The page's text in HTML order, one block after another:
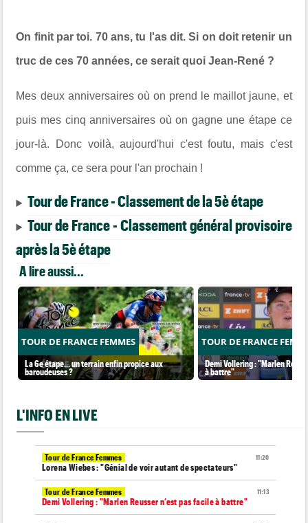
On finit par toi. 70 ans, tu l'as dit. Si on doit retenir un
truc de ces 70 années, ce serait quoi Jean-René ?
Mes deux anniversaires où on prend le maillot jaune, et
puis mes cinq anniversaires où on gagne une étape ce
jour-là. Donc voilà, aujourd'hui c'est foutu, mais c'est
comme ça, ce sera pour l'an prochain !
Tour de France - Classement de la 5è étape
Tour de France - Classement général provisoire
après la 5è étape
A lire aussi...
TOUR DE FRANCE FEMMES
La 6e étape… un terrain enfin propice aux
baroudeuses ?
TOUR DE FRANCE
Demi Vollering : "Marlen
à battre"
L'INFO EN LIVE
11:20
Tour de France Femmes
Lorena Wiebes : "Génial de voir autant de spectateurs"
11:13
Tour de France Femmes
Demi Vollering : "Marlen Reusser n’est pas facile à battre"